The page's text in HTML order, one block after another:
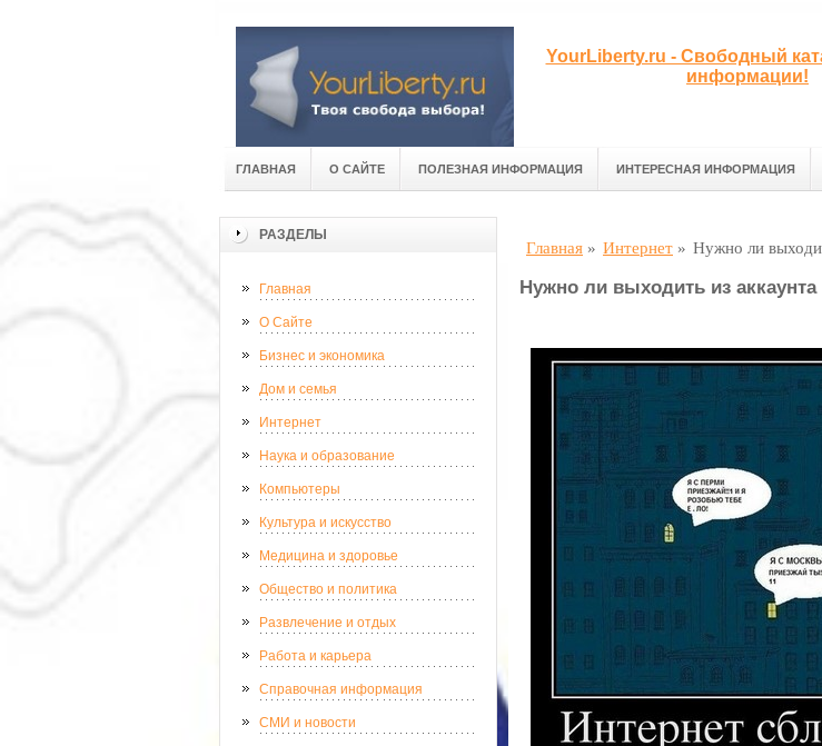
YourLiberty.ru - Свободный
информации!
ГЛАВНАЯ О САЙТЕ ПОЛЕЗНАЯ ИНФОРМАЦИЯ ИНТЕРЕСНАЯ ИНФОРМАЦИЯ
РАЗДЕЛЫ
Главная
О Сайте
Бизнес и экономика
Дом и семья
Интернет
Наука и образование
Компьютеры
Культура и искусство
Медицина и здоровье
Общество и политика
Развлечение и отдых
Работа и карьера
Справочная информация
СМИ и новости
Главная » Интернет » Нужно ли
Нужно ли выходить из аккаунта